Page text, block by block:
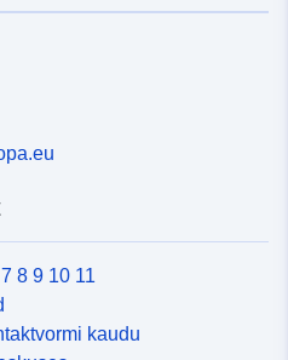
8 9 10 11
kaudu